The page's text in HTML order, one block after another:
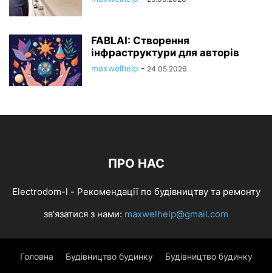
FABLAI: Створення
інфраструктури для авторів
maxwelhelp - 24.05.2026
ПРО НАС
Electrodom-l - Рекомендації по будівництву та ремонту
зв'язатися з нами: maxwelhelp@gmail.com
Головна Будівництво будинку Будівництво будинку